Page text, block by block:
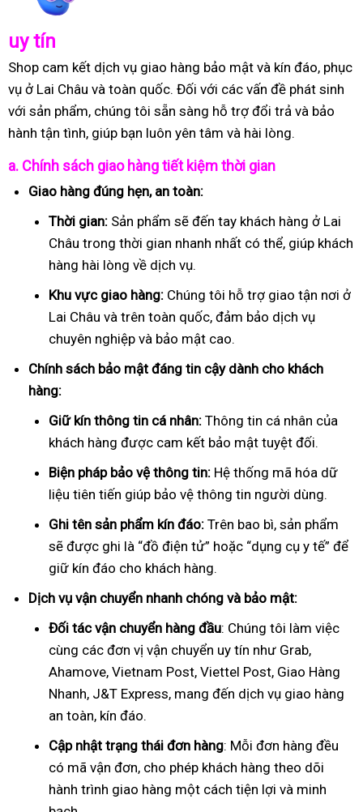
uy tín
Shop cam kết dịch vụ giao hàng bảo mật và kín đáo, phục
vụ ở Lai Châu và toàn quốc. Đối với các vấn đề phát sinh
với sản phẩm, chúng tôi sẵn sàng hỗ trợ đổi trả và bảo
hành tận tình, giúp bạn luôn yên tâm và hài lòng.
a. Chính sách giao hàng tiết kiệm thời gian
Giao hàng đúng hẹn, an toàn:
Thời gian: Sản phẩm sẽ đến tay khách hàng ở Lai
Châu trong thời gian nhanh nhất có thể, giúp khách
hàng hài lòng về dịch vụ.
Khu vực giao hàng: Chúng tôi hỗ trợ giao tận nơi ở
Lai Châu và trên toàn quốc, đảm bảo dịch vụ
chuyên nghiệp và bảo mật cao.
Chính sách bảo mật đáng tin cậy dành cho khách
hàng:
Giữ kín thông tin cá nhân: Thông tin cá nhân của
khách hàng được cam kết bảo mật tuyệt đối.
Biện pháp bảo vệ thông tin: Hệ thống mã hóa dữ
liệu tiên tiến giúp bảo vệ thông tin người dùng.
Ghi tên sản phẩm kín đáo: Trên bao bì, sản phẩm
sẽ được ghi là “đồ điện tử” hoặc “dụng cụ y tế” để
giữ kín đáo cho khách hàng.
Dịch vụ vận chuyển nhanh chóng và bảo mật:
Đối tác vận chuyển hàng đầu: Chúng tôi làm việc
cùng các đơn vị vận chuyển uy tín như Grab,
Ahamove, Vietnam Post, Viettel Post, Giao Hàng
Nhanh, J&T Express, mang đến dịch vụ giao hàng
an toàn, kín đáo.
Cập nhật trạng thái đơn hàng: Mỗi đơn hàng đều
có mã vận đơn, cho phép khách hàng theo dõi
hành trình giao hàng một cách tiện lợi và minh